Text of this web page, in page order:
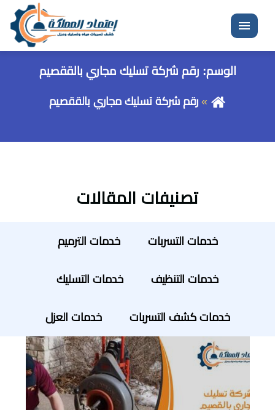
القائمة
الوسم: رقم شركة تسليك مجاري بالققصيم
رقم شركة تسليك مجاري بالققصيم
تصنيفات المقالات
خدمات التسربات خدمات الترميم
خدمات التنظيف خدمات التسليك
خدمات كشف التسربات خدمات العزل